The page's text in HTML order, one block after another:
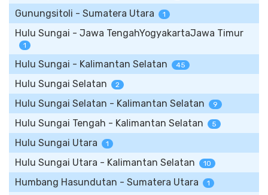
Gunungsitoli - Sumatera Utara 1
Hulu Sungai - Jawa TengahYogyakartaJawa Timur
1
Hulu Sungai - Kalimantan Selatan 45
Hulu Sungai Selatan 2
Hulu Sungai Selatan - Kalimantan Selatan 9
Hulu Sungai Tengah - Kalimantan Selatan 5
Hulu Sungai Utara 1
Hulu Sungai Utara - Kalimantan Selatan 10
Humbang Hasundutan - Sumatera Utara 1